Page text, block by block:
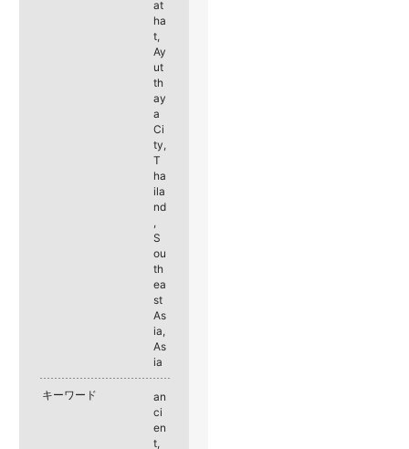
at
ha
t,
Ay
ut
th
ay
a
Ci
ty,
T
ha
ila
nd
,
S
ou
th
ea
st
As
ia,
As
ia
キーワード
an
ci
en
t,